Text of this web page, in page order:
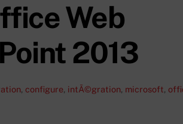
Web
2013
, configure, intÃ©gration, microsoft,